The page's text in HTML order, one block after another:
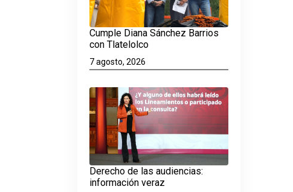
Cumple Diana Sánchez Barrios
con Tlatelolco
7 agosto, 2026
Derecho de las audiencias:
información veraz